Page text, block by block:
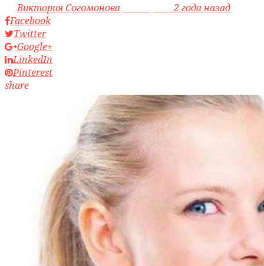
byВиктория Согомонова access_time2 года назад
Facebook
Twitter
Google+
LinkedIn
Pinterest
share